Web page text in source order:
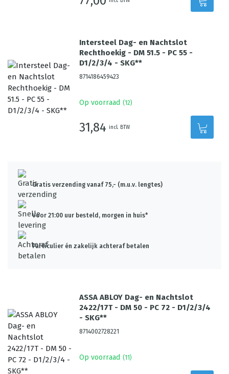
Intersteel Dag- en Nachtslot
Rechthoekig - DM 51.5 - PC 55 -
D1/2/3/4 - SKG**
8714186459423
Op voorraad (12)
31,84 incl. BTW
Gratis verzending vanaf 75,- (m.u.v. lengtes)
Voor 21:00 uur besteld, morgen in huis*
Particulier én zakelijk achteraf betalen
ASSA ABLOY Dag- en Nachtslot
2422/17T - DM 50 - PC 72 - D1/2/3/4
- SKG**
8714002728221
Op voorraad (11 )